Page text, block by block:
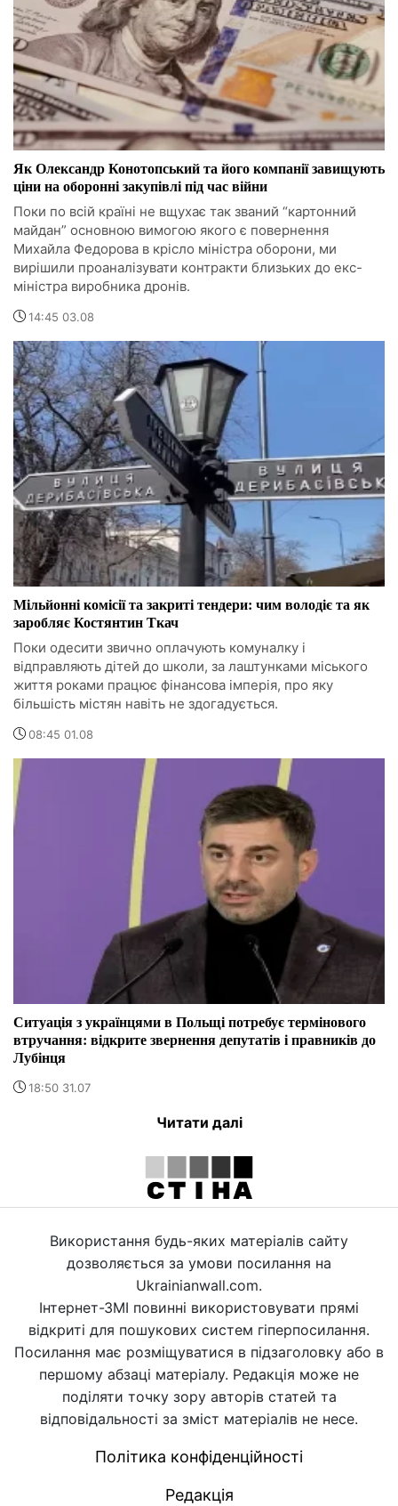
Як Олександр Конотопський та його компанії завищують
ціни на оборонні закупівлі під час війни
Поки по всій країні не вщухає так званий “картонний
майдан” основною вимогою якого є повернення
Михайла Федорова в крісло міністра оборони, ми
вирішили проаналізувати контракти близьких до екс-
міністра виробника дронів.
14:45 03.08
Мільйонні комісії та закриті тендери: чим володіє та як
заробляє Костянтин Ткач
Поки одесити звично оплачують комуналку і
відправляють дітей до школи, за лаштунками міського
життя роками працює фінансова імперія, про яку
більшість містян навіть не здогадується.
08:45 01.08
Ситуація з українцями в Польщі потребує термінового
втручання: відкрите звернення депутатів і правників до
Лубінця
18:50 31.07
Читати далі
Використання будь-яких матеріалів сайту
дозволяється за умови посилання на
Ukrainianwall.com.
Інтернет-ЗМІ повинні використовувати прямі
відкриті для пошукових систем гіперпосилання.
Посилання має розміщуватися в підзаголовку або в
першому абзаці матеріалу. Редакція може не
поділяти точку зору авторів статей та
відповідальності за зміст матеріалів не несе.
Політика конфіденційності
Редакція